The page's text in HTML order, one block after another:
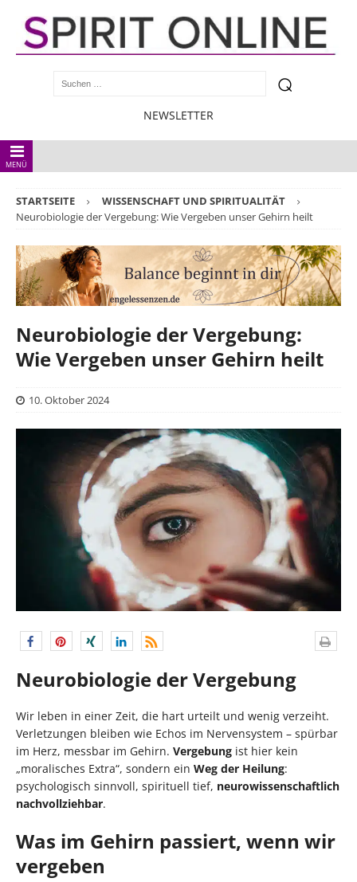
NEWSLETTER
MENÜ
STARTSEITE
WISSENSCHAFT UND SPIRITUALITÄT
Neurobiologie der Vergebung: Wie Vergeben unser Gehirn heilt
Neurobiologie der Vergebung:
Wie Vergeben unser Gehirn heilt
10. Oktober 2024
Neurobiologie der Vergebung
Wir leben in einer Zeit, die hart urteilt und wenig verzeiht.
Verletzungen bleiben wie Echos im Nervensystem – spürbar
im Herz, messbar im Gehirn. Vergebung ist hier kein
„moralisches Extra“, sondern ein Weg der Heilung:
psychologisch sinnvoll, spirituell tief, neurowissenschaftlich
nachvollziehbar.
Was im Gehirn passiert, wenn wir
vergeben